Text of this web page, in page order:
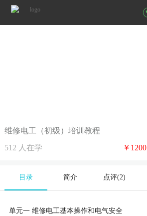
维修电工（初级）培训教程
512 人在学 ￥1200
目录 简介 点评(2)
单元一 维修电工基本操作和电气安全